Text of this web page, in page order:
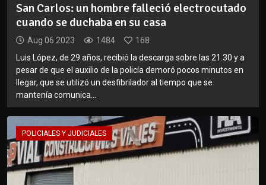
San Carlos: un hombre falleció electrocutado
cuando se duchaba en su casa
Aug 06 2023 1484
168
Luis López, de 29 años, recibió la descarga sobre las 21.30 y a
pesar de que el auxilio de la policía demoró pocos minutos en
llegar, que se utilizó un desfibrilador al tiempo que se
mantenía comunica...
POLICIALES Y JUDICIALES